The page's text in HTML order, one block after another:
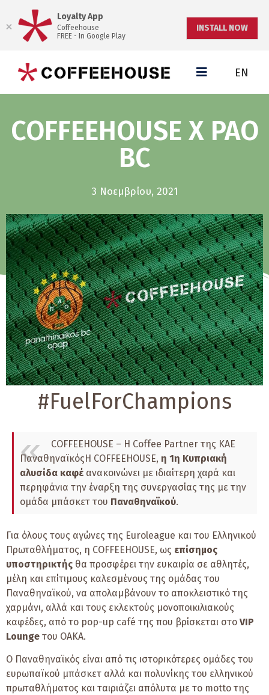
EN
COFFEEHOUSE X PAO
BC
3 Νοεμβρίου, 2021
#FuelForChampions
COFFEEHOUSE – Η Coffee Partner της ΚΑΕ
ΠαναθηναϊκόςΗ COFFEEHOUSE, η 1η Κυπριακή
αλυσίδα καφέ ανακοινώνει με ιδιαίτερη χαρά και
περηφάνια την έναρξη της συνεργασίας της με την
ομάδα μπάσκετ του Παναθηναϊκού.
Για όλους τους αγώνες της Euroleague και του Ελληνικού
Πρωταθλήματος, η COFFEEHOUSE, ως επίσημος
υποστηρικτής θα προσφέρει την ευκαιρία σε αθλητές,
μέλη και επίτιμους καλεσμένους της ομάδας του
Παναθηναϊκού, να απολαμβάνουν το αποκλειστικό της
χαρμάνι, αλλά και τους εκλεκτούς μονοποικιλιακούς
καφέδες, από το pop-up café της που βρίσκεται στο VIP
Lounge του ΟΑΚΑ.
Ο Παναθηναϊκός είναι από τις ιστορικότερες ομάδες του
ευρωπαϊκού μπάσκετ αλλά και πολυνίκης του ελληνικού
πρωταθλήματος και ταιριάζει απόλυτα με το motto της
Loyalty App
Coffeehouse
FREE - In Google Play
INSTALL NOW